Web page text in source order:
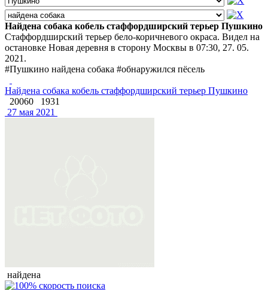
Найдена собака кобель стаффордширский терьер Пушкино
Стаффордширский терьер бело-коричневого окраса. Видел на
остановке Новая деревня в сторону Москвы в 07:30, 27. 05.
2021.
#Пушкино найдена собака #обнаружился пёсель
Найдена собака кобель стаффордширский терьер Пушкино
20060
1931
27 мая 2021
найдена